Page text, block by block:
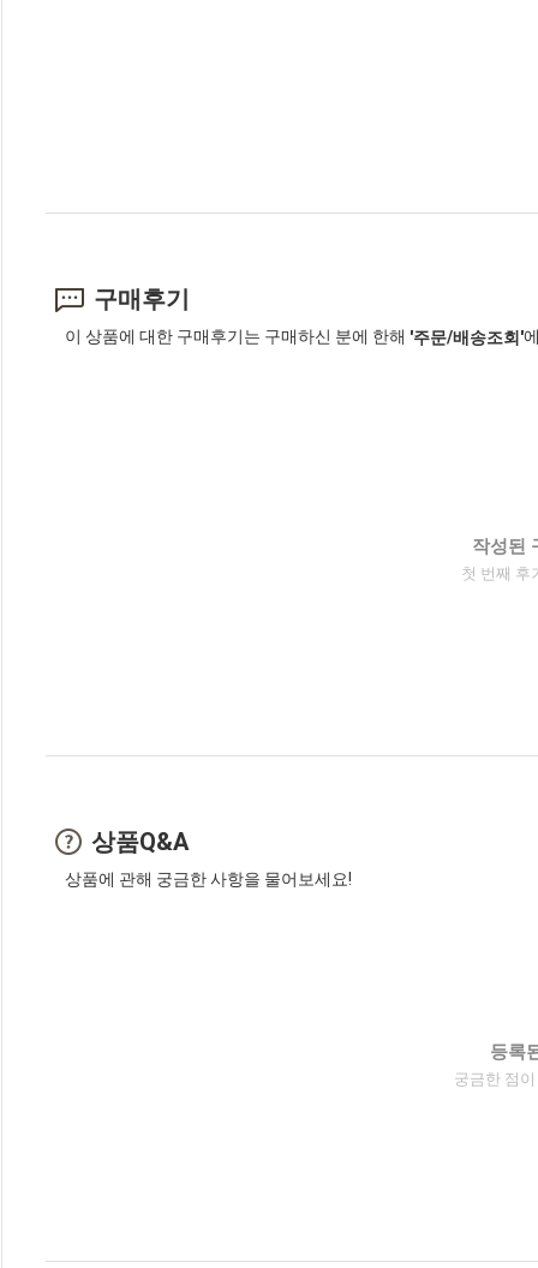
구매후기
이 상품에 대한 구매후기는 구매하신 분에 한해 '주문/배송조회'
작성된
첫 번째 후
상품Q&A
상품에 관해 궁금한 사항을 물어보세요!
등록
궁금한 점